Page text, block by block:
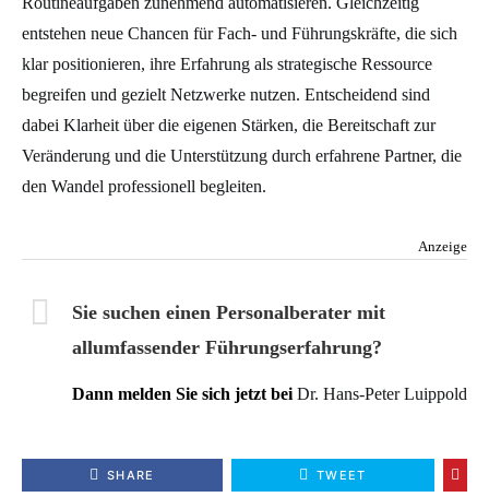
entstehen neue Chancen für Fach- und Führungskräfte, die sich
klar positionieren, ihre Erfahrung als strategische Ressource
begreifen und gezielt Netzwerke nutzen. Entscheidend sind
dabei Klarheit über die eigenen Stärken, die Bereitschaft zur
Veränderung und die Unterstützung durch erfahrene Partner, die
den Wandel professionell begleiten.
Anzeige
Sie suchen einen Personalberater mit
allumfassender Führungserfahrung?
Dann melden Sie sich jetzt bei Dr. Hans-Peter Luippold
SHARE TWEET